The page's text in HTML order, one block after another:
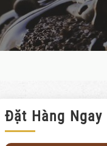
Đặt Hàng Ngay